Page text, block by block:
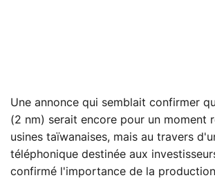
Une annonce qui semblait confirmer
(2 nm) serait encore pour un moment
usines taïwanaises, mais au travers
téléphonique destinée aux
confirmé l'importance de la